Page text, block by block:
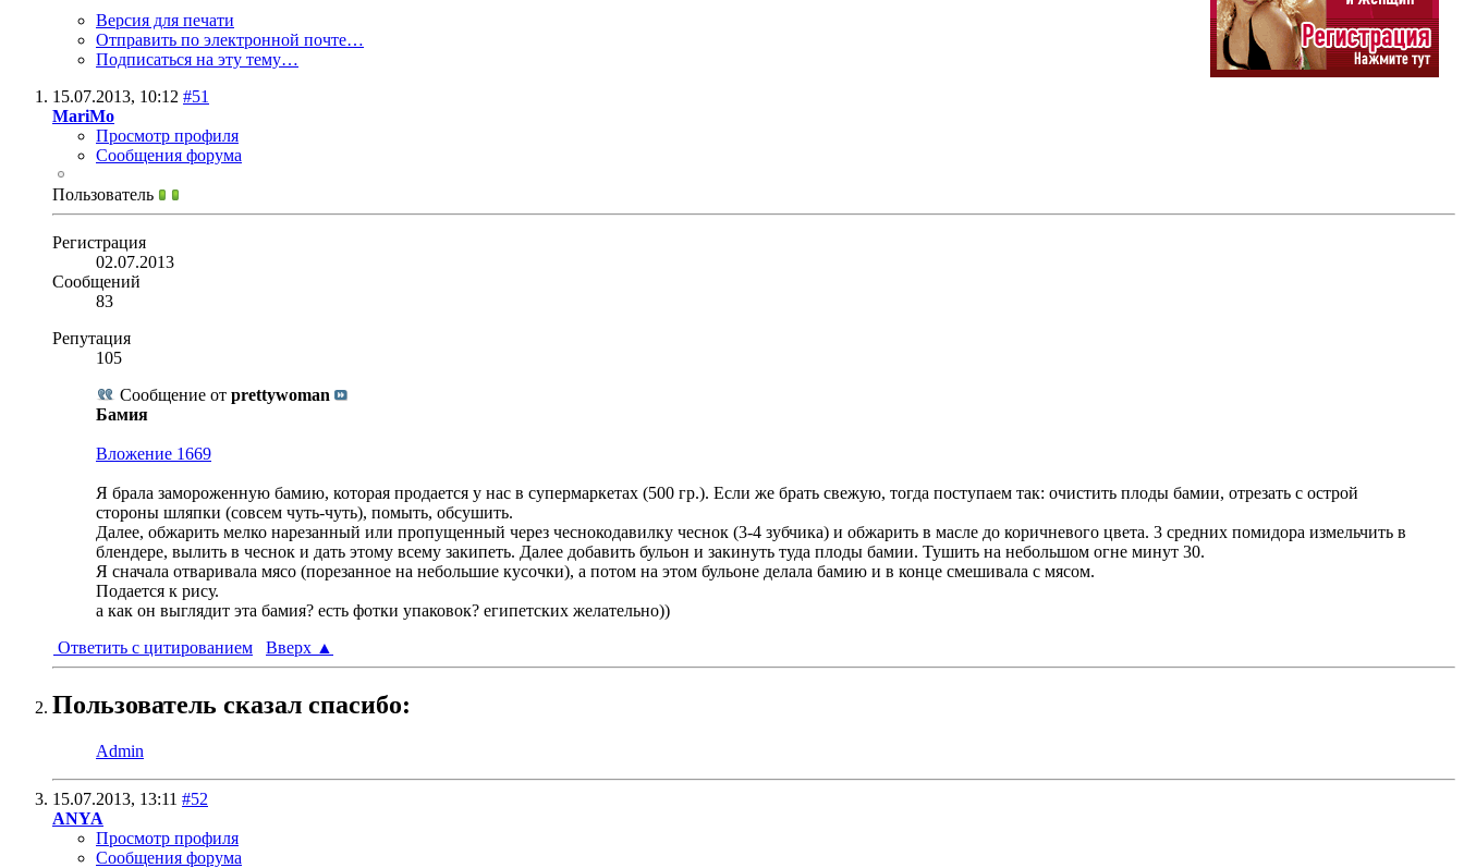
Версия для печати
Отправить по электронной почте…
Подписаться на эту тему…
15.07.2013, 10:12 #51
MariMo
Просмотр профиля
Сообщения форума
Пользователь
Регистрация
02.07.2013
Сообщений
83
Репутация
105
Сообщение от prettywoman
Бамия
Вложение 1669
Я брала замороженную бамию, которая продается у нас в супермаркетах (500 гр.). Если же брать свежую, тогда поступаем так: очистить плоды бамии, отрезать с острой
стороны шляпки (совсем чуть-чуть), помыть, обсушить.
Далее, обжарить мелко нарезанный или пропущенный через чеснокодавилку чеснок (3-4 зубчика) и обжарить в масле до коричневого цвета. 3 средних помидора измельчить в
блендере, вылить в чеснок и дать этому всему закипеть. Далее добавить бульон и закинуть туда плоды бамии. Тушить на небольшом огне минут 30.
Я сначала отваривала мясо (порезанное на небольшие кусочки), а потом на этом бульоне делала бамию и в конце смешивала с мясом.
Подается к рису.
а как он выглядит эта бамия? есть фотки упаковок? египетских желательно))
Ответить с цитированием
Вверх ▲
Пользователь сказал cпасибо:
Admin
15.07.2013, 13:11 #52
ANYA
Просмотр профиля
Сообщения форума